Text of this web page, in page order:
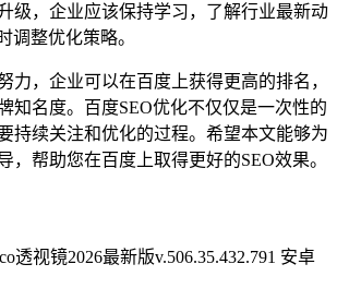
级，企业应该保持学习，了解行业最新动
调整优化策略。
力，企业可以在百度上获得更高的排名，
知名度。百度SEO优化不仅仅是一次性的
持续关注和优化的过程。希望本文能够为
，帮助您在百度上取得更好的SEO效果。
透视镜2026最新版v.506.35.432.791 安卓